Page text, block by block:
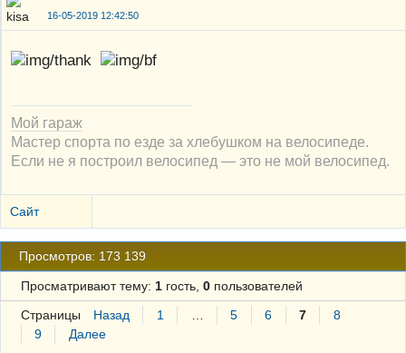
16-05-2019 12:42:50
Мой гараж
Мастер спорта по езде за хлебушком на велосипеде.
Если не я построил велосипед — это не мой велосипед.
Сайт
Просмотров: 173 139
Просматривают тему: 1гость, 0пользователей
Страницы Назад 1 … 5 6 7
8
9
Далее